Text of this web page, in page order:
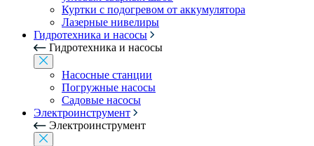
Куртки с подогревом от аккумулятора
Лазерные нивелиры
Гидротехника и насосы
Гидротехника и насосы
Насосные станции
Погружные насосы
Садовые насосы
Электроинструмент
Электроинструмент